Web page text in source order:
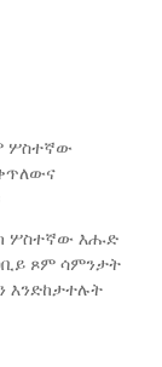
ሦስተኛው
ሦስተኛው እሑድ
ጾም ሳምንታት
እንድከታተሉት